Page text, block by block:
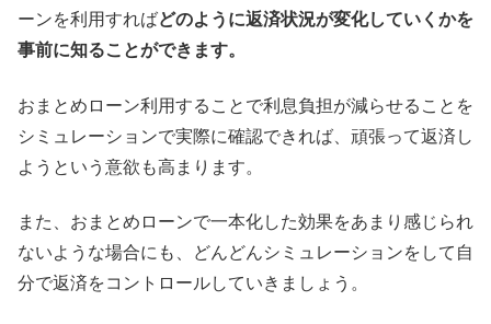
ーンを利用すればどのように返済状況が変化していくかを
事前に知ることができます。
おまとめローン利用することで利息負担が減らせることを
シミュレーションで実際に確認できれば、頑張って返済し
ようという意欲も高まります。
また、おまとめローンで一本化した効果をあまり感じられ
ないような場合にも、どんどんシミュレーションをして自
分で返済をコントロールしていきましょう。